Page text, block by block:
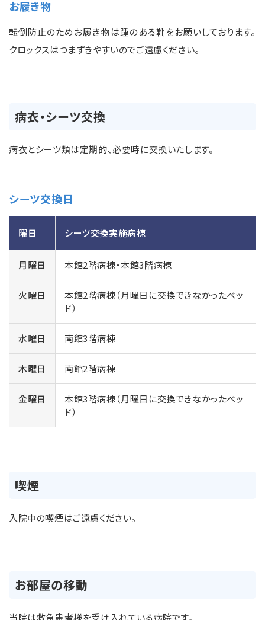
お履き物
転倒防止のためお履き物は踵のある靴をお願いしております。
クロックスはつまずきやすいのでご遠慮ください。
病衣・シーツ交換
病衣とシーツ類は定期的、必要時に交換いたします。
シーツ交換日
曜日 シーツ交換実施病棟
月曜日 本館2階病棟・本館3階病棟
火曜日
本館2階病棟（月曜日に交換できなかったベッ
ド）
水曜日 南館3階病棟
木曜日 南館2階病棟
金曜日
本館3階病棟（月曜日に交換できなかったベッ
ド）
喫煙
入院中の喫煙はご遠慮ください。
お部屋の移動
当院は救急患者様を受け入れている病院です。